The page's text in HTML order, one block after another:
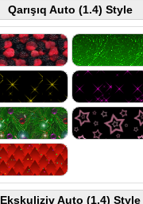
Qarışıq Auto (1.4) Style
Ekskuliziv Auto (1.4) Style